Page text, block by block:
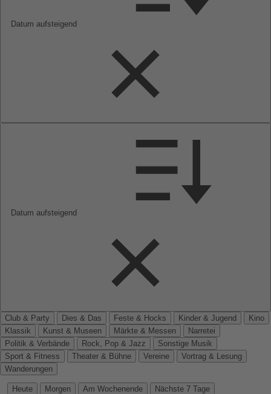
Datum aufsteigend
Datum aufsteigend
Club & Party Dies & Das Feste & Hocks Kinder & Jugend
Kino
Klassik
Kunst & Museen Märkte & Messen
Narretei
Politik & Verbände
Rock, Pop & Jazz
Sonstige Musik
Sport & Fitness
Theater & Bühne Vereine
Vortrag & Lesung
Wanderungen
Heute Morgen Am Wochenende Nächste 7 Tage